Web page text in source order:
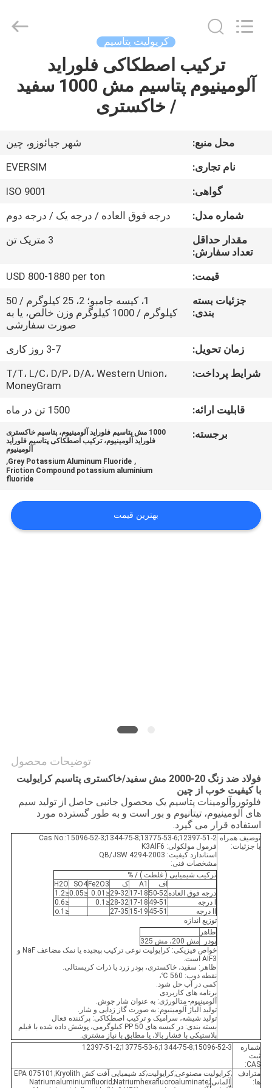
کارخانه
کنترل
ما
تماس
بگیرید
پرونده
ها
Imp.&Exp.Co.,Ltd.
کریولیت پتاسیم
ترکیب اصطکاکی فلوراید
آلومینیوم پتاسیم مش 1000 سفید
/ خاکستری
محل منبع:
شهر جیائوزو، چین
نام تجاری:
EVERSIM
گواهی:
ISO 9001
شماره مدل:
درجه فوق العاده / درجه یک / درجه دوم
مقدار حداقل
تعداد سفارش:
3 متریک تن
قیمت:
USD 800-1880 per ton
جزئیات بسته
بندی:
1، کیسه جامبو؛ 2، 25 کیلوگرم / 50
کیلوگرم / 1000 کیلوگرم وزن خالص، یا به
صورت سفارشی
زمان تحویل:
3-7 روز کاری
شرایط پرداخت:
T/T، L/C، D/P، D/A، Western Union،
MoneyGram
قابلیت ارائه:
1500 تن در ماه
برجسته:
1000 مش پتاسیم فلوراید آلومینیوم، پتاسیم خاکستری
فلوراید آلومینیوم، ترکیب اصطکاکی پتاسیم فلوراید
آلومینیوم
,
Grey Potassium Aluminum Fluoride
,
Friction Compound potassium aluminium
fluoride
بهترین قیمت
توضیحات محصول
فولاد ضد زنگ 20-2000 مش سفید/خاکستری پتاسیم کرایولیت
با کیفیت خوب از چین
فلوئوروآلومینات پتاسیم یک محصول جانبی حاصل از تولید سیم
های آلومینیوم، تیتانیوم و بور است و به طور گسترده مورد
استفاده قرار می گیرد.
توصیف همراه
با جزئیات:
Cas No.:15096-52-3;1344-75-8;13775-53-6;12397-51-2
فرمول مولکولی: K3AlF6
استاندارد کیفیت: QB/JSW 4294-2003
مشخصات فنی:
ترکیب شیمیایی ( غلظت ) / %
اف
A1 ک Fe2O3
SO4
H2O
درجه فوق العاده50-52
17-18
29-32
≤0.01
≤0.05
≤1.2
49-51
17-18
28-32
≤0.1
≤0.6
45-51
15-19
27-35
≤1.o
توزیع اندازه
ظاهر
پودر
مش 200، مش 325
خواص فیزیکی: کرایولیت نوعی ترکیب پیچیده یا نمک مضاعف NaF و
AIF3 است.
ظاهر: سفید، خاکستری، پودر زرد یا ذرات کریستالی.
نقطه ذوب: 560 ℃،
کمی در آب حل شود.
برنامه های کاربردی
آلومینیوم- متالورژی: به عنوان شار جوش.
تولید آلیاژ آلومینیوم: به صورت گاز زدایی و شار.
تولید شیشه، سرامیک و ترکیب اصطکاکی: پرکننده فعال
بسته بندی: در کیسه های PP 50 کیلوگرمی، پوشش داده شده با فیلم
پلاستیکی با فشار بالا، یا مطابق با نیاز مشتری.
شماره
ثبت
CAS:
15096-52-3;1344-75-8;13775-53-6;12397-51-2
مترادف
ها:
;کرایولیت مصنوعی;کرایولیت;کد شیمیایی آفت کش EPA 075101;Kryolith
[آلمانی];Natriumaluminiumfluorid;Natriumhexafluoroaluminate